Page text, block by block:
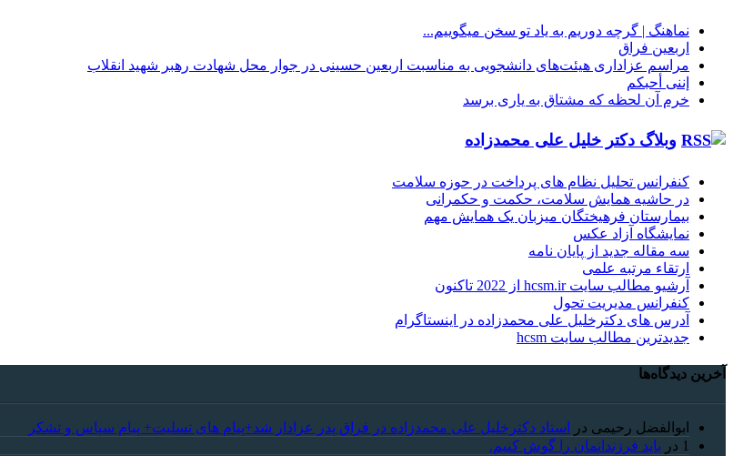
نماهنگ |‌ گرچه دوریم به یاد تو سخن میگوییم...
اربعین فراق
مراسم عزاداری هیئت‌های دانشجویی به مناسبت اربعین حسینی در جوار محل شهادت رهبر شهید انقلاب
إننی أحبکم
خرم آن لحظه که مشتاق به یاری برسد
وبلاگ دکتر خلیل علی محمدزاده
کنفرانس تحلیل نظام های پرداخت در حوزه سلامت
در حاشیه همایش سلامت، حکمت و حکمرانی
بیمارستان فرهیختگان میزبان یک همایش مهم
نمایشگاه آزاد عکس
سه مقاله جدید از پایان نامه
ارتقاء مرتبه علمی
آرشیو مطالب سایت hcsm.ir از 2022 تاکنون
کنفرانس مدیریت تحول
آدرس های دکترخلیل علی محمدزاده در اینستاگرام
جدیدترین مطالب سایت hcsm
آخرین دیدگاه‌ها
ابوالفضل رحیمی در
استاد دکترخلیل علی محمدزاده در فراق پدر عزادار شد+پیام های تسلیت+ پیام سپاس و تشکر
1 در باید فرزندانمان را گوش کنیم.